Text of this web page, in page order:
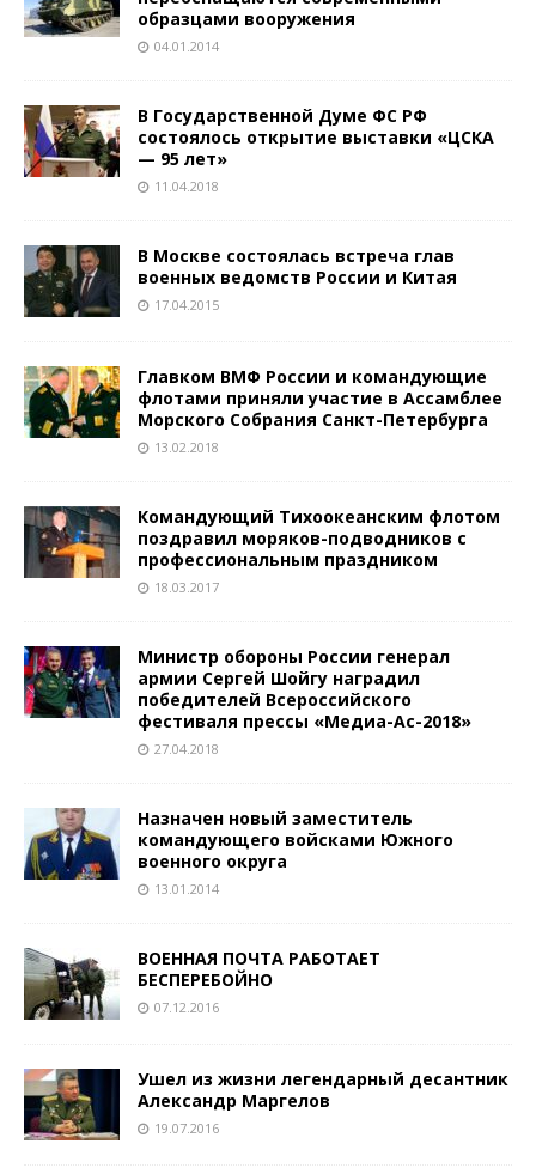
образцами вооружения
04.01.2014
В Государственной Думе ФС РФ
состоялось открытие выставки «ЦСКА
— 95 лет»
11.04.2018
В Москве состоялась встреча глав
военных ведомств России и Китая
17.04.2015
Главком ВМФ России и командующие
флотами приняли участие в Ассамблее
Морского Собрания Санкт-Петербурга
13.02.2018
Командующий Тихоокеанским флотом
поздравил моряков-подводников с
профессиональным праздником
18.03.2017
Министр обороны России генерал
армии Сергей Шойгу наградил
победителей Всероссийского
фестиваля прессы «Медиа-Ас-2018»
27.04.2018
Назначен новый заместитель
командующего войсками Южного
военного округа
13.01.2014
ВОЕННАЯ ПОЧТА РАБОТАЕТ
БЕСПЕРЕБОЙНО
07.12.2016
Ушел из жизни легендарный десантник
Александр Маргелов
19.07.2016